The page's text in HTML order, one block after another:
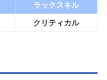
ラックスキル
クリティカル